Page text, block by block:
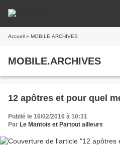
Accueil » MOBILE.ARCHIVES
MOBILE.ARCHIVES
12 apôtres et pour quel
Publié le 16/02/2016 à 10:31
Par Le Mantois et Partout ailleurs